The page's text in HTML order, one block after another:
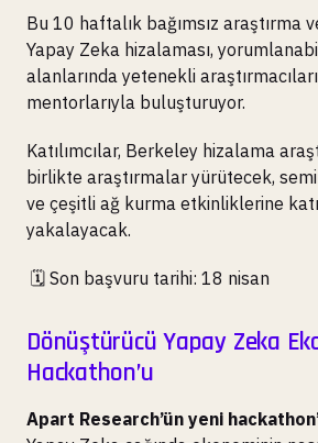
Bu 10 haftalık bağımsız araştırma
Yapay Zeka hizalaması,
alanlarında yetenekli
mentorlarıyla buluşturuyor.
Katılımcılar, Berkeley hizalama
birlikte araştırmalar yürütecek,
ve çeşitli ağ kurma etkinliklerine
yakalayacak.
🗓️ Son başvuru tarihi: 18 nisan
Dönüştürücü Yapay Zeka
Hackathon’u
Apart Research’ün yeni